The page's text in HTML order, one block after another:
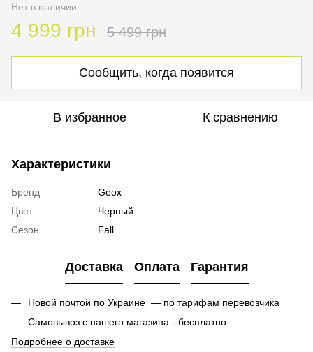
Нет в наличии
4 999 грн 5 499 грн
Сообщить, когда появится
В избранное К сравнению
Характеристики
Бренд
Geox
Цвет
Черный
Сезон
Fall
Доставка Оплата Гарантия
Новой почтой по Украине — по тарифам перевозчика
Самовывоз с нашего магазина - бесплатно
Подробнее о доставке